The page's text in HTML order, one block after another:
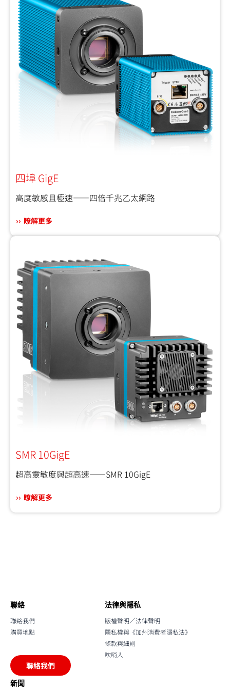
四埠 GigE
高度敏感且極速——四倍千兆乙太網路
瞭解更多
SMR 10GigE
超高靈敏度與超高速——SMR 10GigE
瞭解更多
聯絡
聯絡我們
購買地點
聯絡我們
法律與隱私
版權聲明／法律聲明
隱私權與《加州消費者隱私法》
條款與細則
吹哨人
新聞